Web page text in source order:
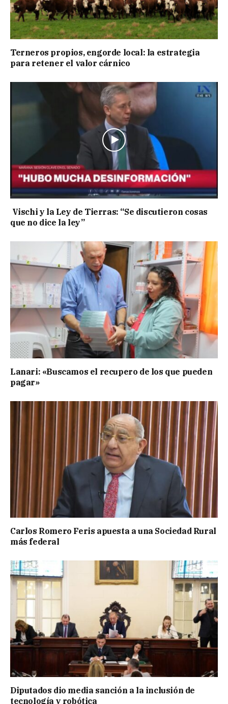
Terneros propios, engorde local: la estrategia
para retener el valor cárnico
Vischi y la Ley de Tierras: “Se discutieron cosas
que no dice la ley”
Lanari: «Buscamos el recupero de los que pueden
pagar»
Carlos Romero Feris apuesta a una Sociedad Rural
más federal
Diputados dio media sanción a la inclusión de
tecnología y robótica